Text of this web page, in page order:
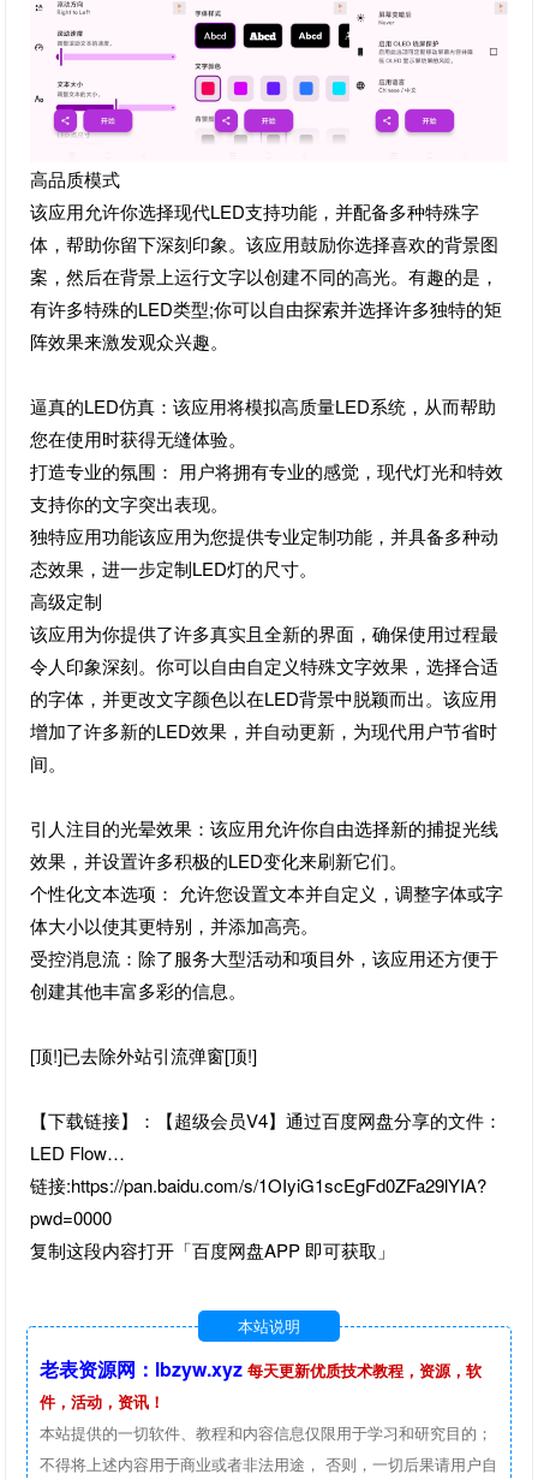
高品质模式
该应用允许你选择现代LED支持功能，并配备多种特殊字
体，帮助你留下深刻印象。该应用鼓励你选择喜欢的背景图
案，然后在背景上运行文字以创建不同的高光。有趣的是，
有许多特殊的LED类型;你可以自由探索并选择许多独特的矩
阵效果来激发观众兴趣。
逼真的LED仿真：该应用将模拟高质量LED系统，从而帮助
您在使用时获得无缝体验。
打造专业的氛围： 用户将拥有专业的感觉，现代灯光和特效
支持你的文字突出表现。
独特应用功能该应用为您提供专业定制功能，并具备多种动
态效果，进一步定制LED灯的尺寸。
高级定制
该应用为你提供了许多真实且全新的界面，确保使用过程最
令人印象深刻。你可以自由自定义特殊文字效果，选择合适
的字体，并更改文字颜色以在LED背景中脱颖而出。该应用
增加了许多新的LED效果，并自动更新，为现代用户节省时
间。
引人注目的光晕效果：该应用允许你自由选择新的捕捉光线
效果，并设置许多积极的LED变化来刷新它们。
个性化文本选项： 允许您设置文本并自定义，调整字体或字
体大小以使其更特别，并添加高亮。
受控消息流：除了服务大型活动和项目外，该应用还方便于
创建其他丰富多彩的信息。
[顶!]已去除外站引流弹窗[顶!]
【下载链接】：【超级会员V4】通过百度网盘分享的文件：
LED Flow…
链接:https://pan.baidu.com/s/1OIyiG1scEgFd0ZFa29lYIA?
pwd=0000
复制这段内容打开「百度网盘APP 即可获取」
本站说明
老表资源网：lbzyw.xyz 每天更新优质技术教程，资源，软
件，活动，资讯！
本站提供的一切软件、教程和内容信息仅限用于学习和研究目的；
不得将上述内容用于商业或者非法用途， 否则，一切后果请用户自